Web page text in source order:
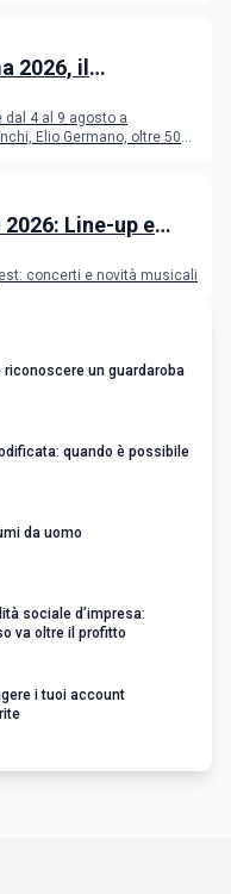
2026, il
dal 4 al 9 agosto a
Elio Germano, oltre 50
Line-up e
concerti e novità musicali
un guardaroba
quando è possibile
da uomo
sociale d’impresa:
va oltre il profitto
i tuoi account